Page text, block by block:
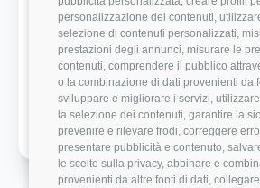
personalizzazione dei contenuti,
selezione di contenuti personalizzati,
prestazioni degli annunci, misurare le
contenuti, comprendere il pubblico
o la combinazione di dati provenienti da
sviluppare e migliorare i servizi,
la selezione dei contenuti, garantire la
prevenire e rilevare frodi, correggere
presentare pubblicità e contenuto,
le scelte sulla privacy, abbinare e
provenienti da altre fonti di dati,
Modernità Stack Tecnologico
Bilanciamento Vita-Lavoro
Crescita Professionale